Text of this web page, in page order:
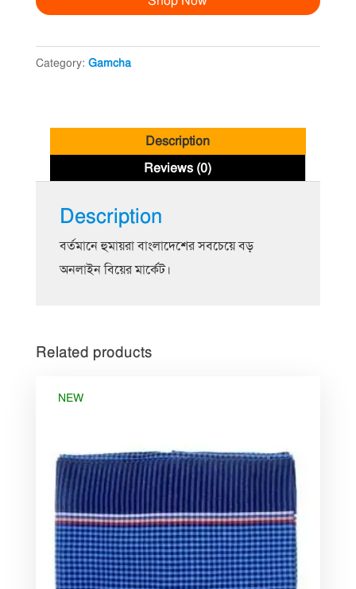
Manipuri
Gamcha
Category: Gamcha
Description
Reviews (0)
Description
বর্তমানে হুমায়রা বাংলাদেশের সবচেয়ে বড়
অনলাইন বিয়ের মার্কেট।
Related products
NEW